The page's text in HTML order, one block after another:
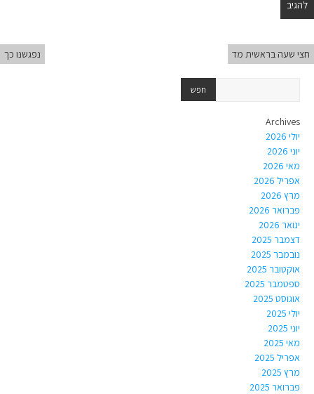
חצי שעה בראשית מד נפגשנו כך
Archives
יולי 2026
יוני 2026
מאי 2026
אפריל 2026
מרץ 2026
פברואר 2026
ינואר 2026
דצמבר 2025
נובמבר 2025
אוקטובר 2025
ספטמבר 2025
אוגוסט 2025
יולי 2025
יוני 2025
מאי 2025
אפריל 2025
מרץ 2025
פברואר 2025